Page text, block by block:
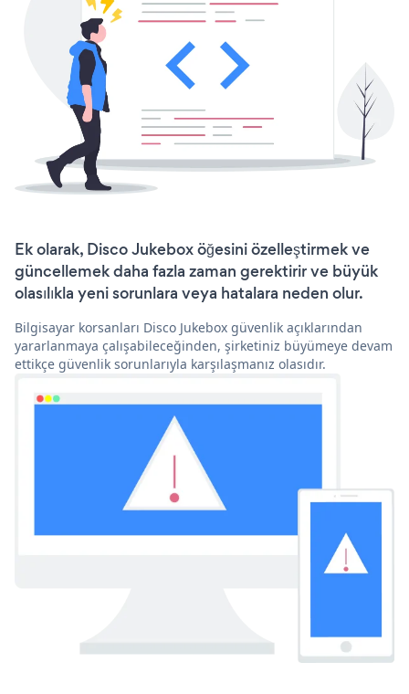
Ek olarak, Disco Jukebox öğesini özelleştirmek ve
güncellemek daha fazla zaman gerektirir ve büyük
olasılıkla yeni sorunlara veya hatalara neden olur.
Bilgisayar korsanları Disco Jukebox güvenlik açıklarından
yararlanmaya çalışabileceğinden, şirketiniz büyümeye devam
ettikçe güvenlik sorunlarıyla karşılaşmanız olasıdır.